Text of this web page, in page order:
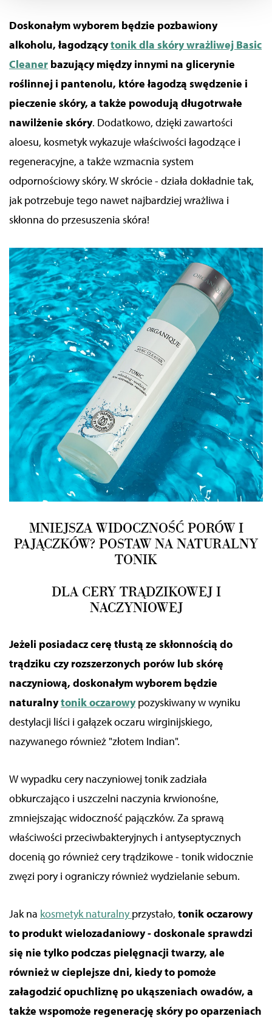
analizować ruch w naszych witrynach. Informacje o tym,
społecznościowego, dostępnego w aplikacji. Partnerzy
mogą udostępniać te informacje z innych urządzeń
elektrycznych od Ciebie lub uzyskiwanych podczas
Doskonałym wyborem będzie pozbawiony
alkoholu, łagodzącytonik dla skóry wrażliwej Basic
Cleaner bazujący między innymi na glicerynie
roślinnej i pantenolu, które łagodzą swędzenie i
pieczenie skóry, a także powodują długotrwałe
nawilżenie skóry. Dodatkowo, dzięki zawartości
aloesu, kosmetyk wykazuje właściwości łagodzące i
regeneracyjne, a także wzmacnia system
odpornościowy skóry. W skrócie - działa dokładnie tak,
jak potrzebuje tego nawet najbardziej wrażliwa i
skłonna do przesuszenia skóra!
MNIEJSZA WIDOCZNOŚĆ PORÓW I
PAJĄCZKÓW? POSTAW NA NATURALNY
TONIK
DLA CERY TRĄDZIKOWEJ I
NACZYNIOWEJ
Jeżeli posiadacz cerę tłustą ze skłonnością do
trądziku czy rozszerzonych porów lub skórę
naczyniową, doskonałym wyborem będzie
naturalnytonik oczarowypozyskiwany w wyniku
destylacji liści i gałązek oczaru wirginijskiego,
nazywanego również "złotem Indian".
W wypadku cery naczyniowej tonik zadziała
obkurczająco i uszczelni naczynia krwionośne,
zmniejszając widoczność pajączków. Za sprawą
właściwości przeciwbakteryjnych i antyseptycznych
docenią go również cery trądzikowe - tonik widocznie
zwęzi pory i ograniczy również wydzielanie sebum.
Jak na kosmetyk naturalnyprzystało, tonik oczarowy
to produkt wielozadaniowy - doskonale sprawdzi
się nie tylko podczas pielęgnacji twarzy, ale
również w cieplejsze dni, kiedy to pomoże
załagodzić opuchliznę po ukąszeniach owadów, a
także wspomoże regenerację skóry po oparzeniach